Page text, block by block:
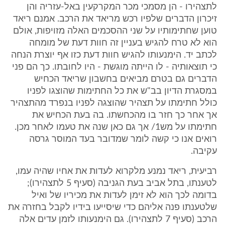
לתצהירו - הן מסמכי מכר המקרקעין באל-עזריה והן
זיכרון הדברים שלפיו רכש מריאד את הרכב. אמנם ריאד
טוען שחתימותיו על שני ההסכמים האלה מזויפות, אולם
הוא לא טרח להגיש בעניין זה חוות דעת של מומחה
לכתב יד. הימנעותו להגיש חוות דעת כזו אף יוצרת הנחה
כי תוצאותיה - לו הייתה מוגשת - היו לחובתו. כך הם פני
הדברים גם בטרם מביאים בחשבון שריאד הכחיש
במסגרת הדיון בב"ש את כל החתימות שהוצגו לפניו
כולל חתימתו על תצהיר שהוצגה לפניו בנפרד מהתצהיר
אך אחר כך חזר בו מהכחשתו. בה בעת הכחיש את
חתימתו על מש1/ אך גם כאן שנה את טעמו לאחר מכן.
רואים אנו כי קשה לומר שמדובר בעד המוסר גרסה
עקיבה.
רביעית, ריאד נמנע מלקרוא לעדות את אחיו שהיה עמו,
לטענתו, בתל אביב בעת הגניבה (סעיף 5 לתצהירו);
בדומה לכך הוא לא זימן לעדות את מכיריו של ואיל
שלטענתו פנה אליהם כדי שיסייעו בידיו לקבל בחזרה את
הרכב (סעיף 7 לתצהירו). גם הימנעותו לזמן עדים אלה